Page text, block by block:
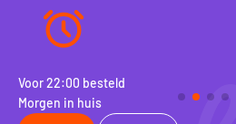
Voor 22:00 besteld
Morgen in huis